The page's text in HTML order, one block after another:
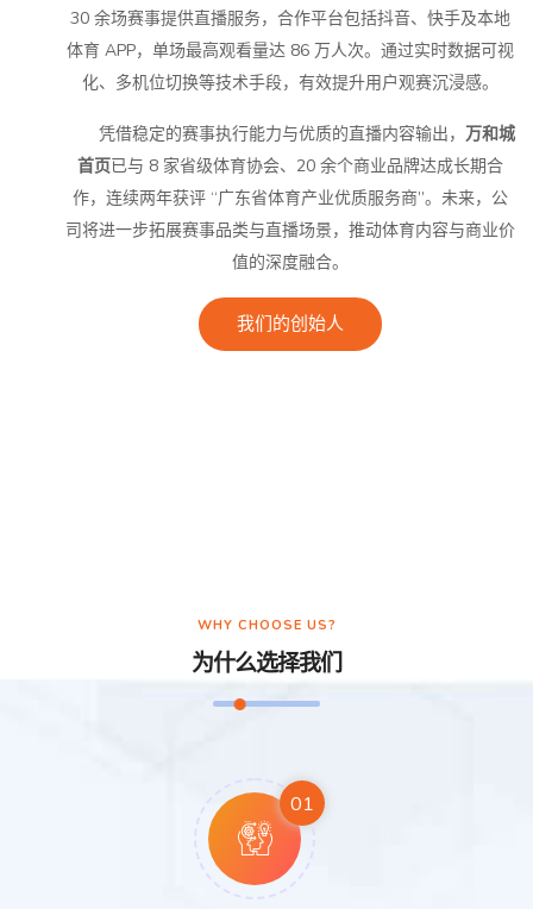
30 余场赛事提供直播服务，合作平台包括抖音、快手及本地
体育 APP，单场最高观看量达 86 万人次。通过实时数据可视
化、多机位切换等技术手段，有效提升用户观赛沉浸感。
凭借稳定的赛事执行能力与优质的直播内容输出， 万和城
首页已与 8 家省级体育协会、20 余个商业品牌达成长期合
作，连续两年获评 “广东省体育产业优质服务商”。未来，公
司将进一步拓展赛事品类与直播场景，推动体育内容与商业价
值的深度融合。
我们的创始人
WHY CHOOSE US?
为什么选择我们
01